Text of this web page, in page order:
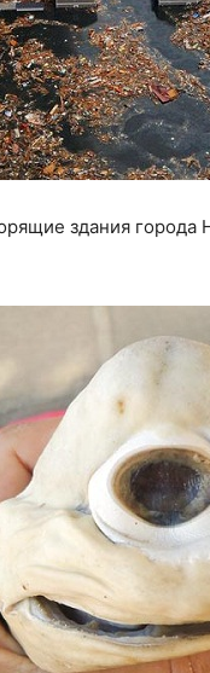
здания города